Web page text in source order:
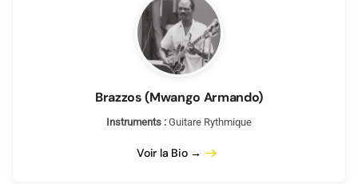
Brazzos (Mwango Armando)
Instruments : Guitare Rythmique
Voir la Bio →